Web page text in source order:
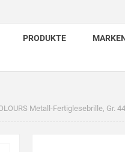
PRODUKTE
Metall-Fertiglesebrille, Gr.